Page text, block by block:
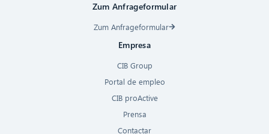
Zum Anfrageformular
Zum Anfrageformular
Empresa
CIB Group
Portal de empleo
CIB proActive
Prensa
Contactar